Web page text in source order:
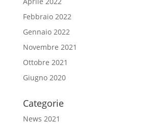
Febbraio 2022
Gennaio 2022
Novembre 2021
Ottobre 2021
Giugno 2020
Categorie
News 2021